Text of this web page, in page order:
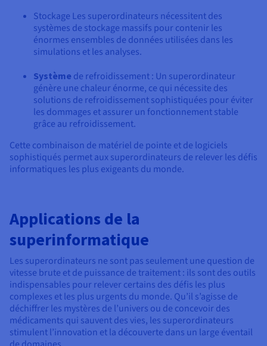
Stockage Les superordinateurs nécessitent des
systèmes de stockage massifs pour contenir les
énormes ensembles de données utilisées dans les
simulations et les analyses.
Système de refroidissement : Un superordinateur
génère une chaleur énorme, ce qui nécessite des
solutions de refroidissement sophistiquées pour éviter
les dommages et assurer un fonctionnement stable
grâce au refroidissement.
Cette combinaison de matériel de pointe et de logiciels
sophistiqués permet aux superordinateurs de relever les défis
informatiques les plus exigeants du monde.
Applications de la
superinformatique
Les superordinateurs ne sont pas seulement une question de
vitesse brute et de puissance de traitement : ils sont des outils
indispensables pour relever certains des défis les plus
complexes et les plus urgents du monde. Qu’il s’agisse de
déchiffrer les mystères de l’univers ou de concevoir des
médicaments qui sauvent des vies, les superordinateurs
stimulent l’innovation et la découverte dans un large éventail